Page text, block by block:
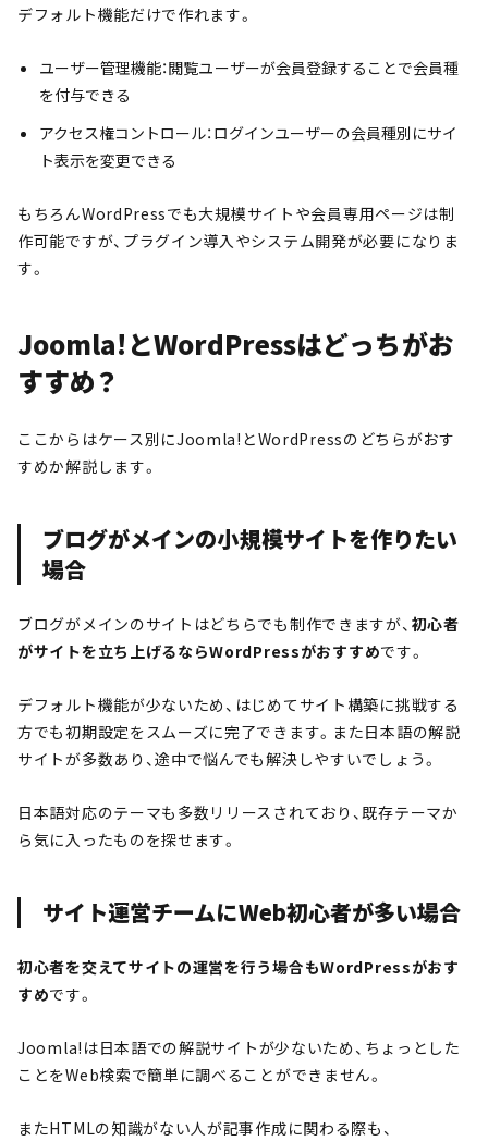
デフォルト機能だけで作れます。
ユーザー管理機能：閲覧ユーザーが会員登録することで会員種
を付与できる
アクセス権コントロール：ログインユーザーの会員種別にサイ
ト表示を変更できる
もちろんWordPressでも大規模サイトや会員専用ページは制
作可能ですが、プラグイン導入やシステム開発が必要になりま
す。
Joomla!とWordPressはどっちがお
すすめ？
ここからはケース別にJoomla!とWordPressのどちらがおす
すめか解説します。
ブログがメインの小規模サイトを作りたい
場合
ブログがメインのサイトはどちらでも制作できますが、 初心者
がサイトを立ち上げるならWordPressがおすすめです。
デフォルト機能が少ないため、はじめてサイト構築に挑戦する
方でも初期設定をスムーズに完了できます。また日本語の解説
サイトが多数あり、途中で悩んでも解決しやすいでしょう。
日本語対応のテーマも多数リリースされており、既存テーマか
ら気に入ったものを探せます。
サイト運営チームにWeb初心者が多い場合
初心者を交えてサイトの運営を行う場合もWordPressがおす
すめです。
Joomla!は日本語での解説サイトが少ないため、ちょっとした
ことをWeb検索で簡単に調べることができません。
またHTMLの知識がない人が記事作成に関わる際も、